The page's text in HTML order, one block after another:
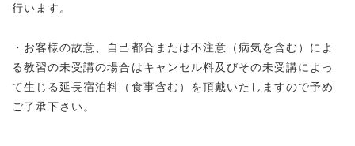
行います。
・お客様の故意、自己都合または不注意（病気を含む）によ
る教習の未受講の場合はキャンセル料及びその未受講によっ
て生じる延長宿泊料（食事含む）を頂戴いたしますので予め
ご了承下さい。